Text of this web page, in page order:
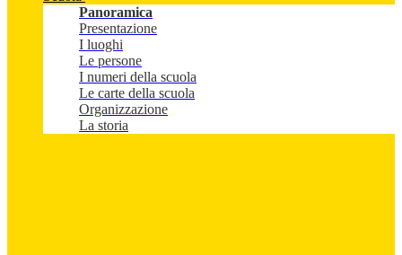
Panoramica
Presentazione
I luoghi
Le persone
I numeri della scuola
Le carte della scuola
Organizzazione
La storia